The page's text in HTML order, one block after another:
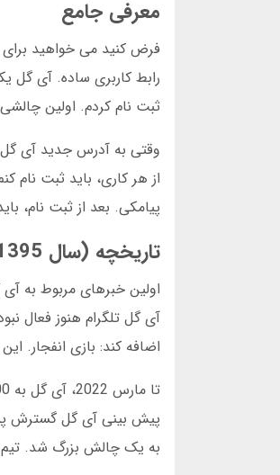
معرفی جامع
فرض کنید می خواهید
ثبت نام کردم. اولین
وقتی به آدرس جدید آی گل
از هر کاری، باید ثبت نام
پیامکی. بعد از ثبت نام،
تاریخچه (سال 1395)
اضافه کند: بازی انفجار.
پیش بینی آی گل گسترش
به یک چالش بزرگ شد.